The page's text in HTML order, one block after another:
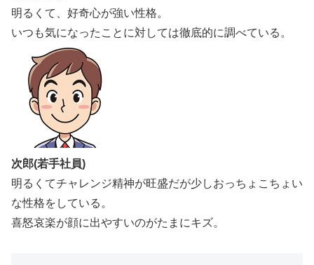
明るくて、好奇心が強い性格。
いつも気になったことに対しては徹底的に調べている。
次郎(若手社員)
明るくてチャレンジ精神が旺盛だが少しおっちょこちょい
な性格をしている。
喜怒哀楽が顔に出やすいのがたまにキズ。